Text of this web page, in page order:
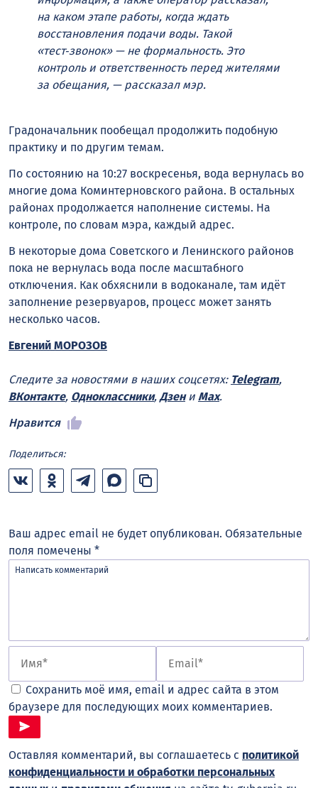
на каком этапе работы, когда ждать
восстановления подачи воды. Такой
«тест‑звонок» — не формальность. Это
контроль и ответственность перед жителями
за обещания, — рассказал мэр.
Градоначальник пообещал продолжить подобную
практику и по другим темам.
По состоянию на 10:27 воскресенья, вода вернулась во
многие дома Коминтерновского района. В остальных
районах продолжается наполнение системы. На
контроле, по словам мэра, каждый адрес.
В некоторые дома Советского и Ленинского районов
пока не вернулась вода после масштабного
отключения. Как обхяснили в водоканале, там идёт
заполнение резервуаров, процесс может занять
несколько часов.
Евгений МОРОЗОВ
Следите за новостями в наших соцсетях: Telegram,
ВКонтакте, Одноклассники, Дзени Max.
Нравится
Поделиться:
Ваш адрес email не будет опубликован. Обязательные
поля помечены *
Сохранить моё имя, email и адрес сайта в этом
браузере для последующих моих комментариев.
Оставляя комментарий, вы соглашаетесь с политикой
конфиденциальности и обработки персональных